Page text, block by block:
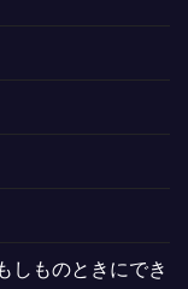
しものときにでき